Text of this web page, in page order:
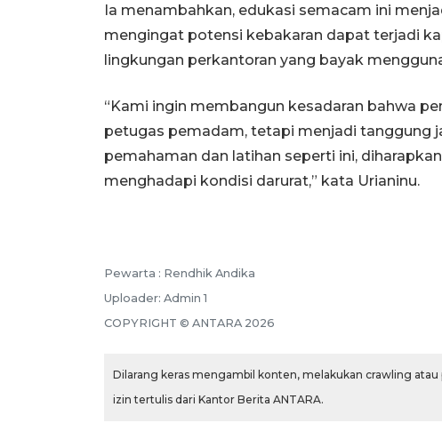
Ia menambahkan, edukasi semacam ini
mengingat potensi kebakaran dapat terjadi
lingkungan perkantoran yang bayak
“Kami ingin membangun kesadaran bahwa
petugas pemadam, tetapi menjadi tanggung
pemahaman dan latihan seperti ini,
menghadapi kondisi darurat,” kata Urianinu.
Pewarta : Rendhik Andika
Uploader: Admin 1
COPYRIGHT © ANTARA 2026
Dilarang keras mengambil konten, melakukan crawling
izin tertulis dari Kantor Berita ANTARA.